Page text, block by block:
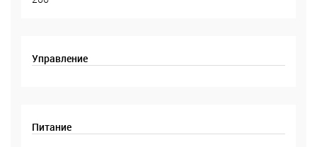
Управление
Питание